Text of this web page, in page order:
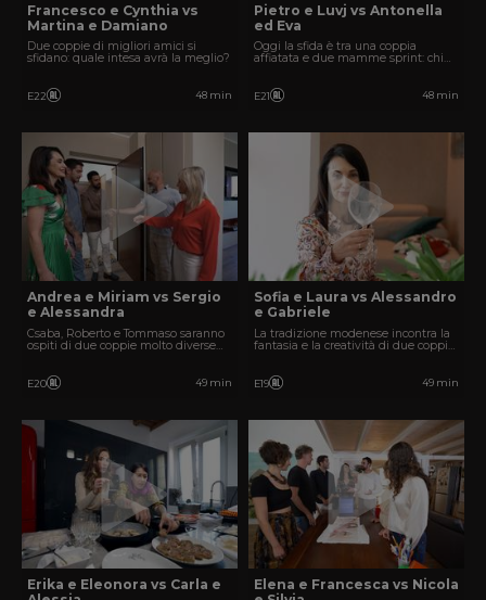
Francesco e Cynthia vs
Martina e Damiano
Due coppie di migliori amici si
sfidano: quale intesa avrà la meglio?
E22 48 min
Pietro e Luvj vs Antonella
ed Eva
Oggi la sfida è tra una coppia
affiatata e due mamme sprint: chi
E21 48 min
Andrea e Miriam vs Sergio
e Alessandra
Csaba, Roberto e Tommaso saranno
ospiti di due coppie molto diverse
E20 49 min
Sofia e Laura vs Alessandro
e Gabriele
La tradizione modenese incontra la
fantasia e la creatività di due coppie
E19 49 min
Erika e Eleonora vs Carla e
Elena e Francesca vs Nicola